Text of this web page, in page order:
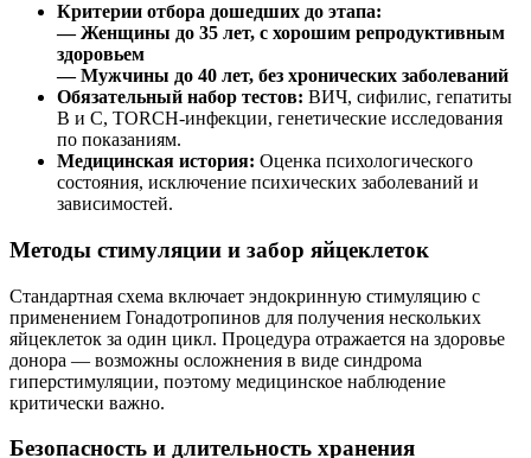
Критерии отбора дошедших до этапа:
— Женщины до 35 лет, с хорошим репродуктивным
здоровьем
— Мужчины до 40 лет, без хронических заболеваний
Обязательный набор тестов: ВИЧ, сифилис, гепатиты
В и С, TORCH-инфекции, генетические исследования
по показаниям.
Медицинская история: Оценка психологического
состояния, исключение психических заболеваний и
зависимостей.
Методы стимуляции и забор яйцеклеток
Стандартная схема включает эндокринную стимуляцию с
применением Гонадотропинов для получения нескольких
яйцеклеток за один цикл. Процедура отражается на здоровье
донора — возможны осложнения в виде синдрома
гиперстимуляции, поэтому медицинское наблюдение
критически важно.
Безопасность и длительность хранения